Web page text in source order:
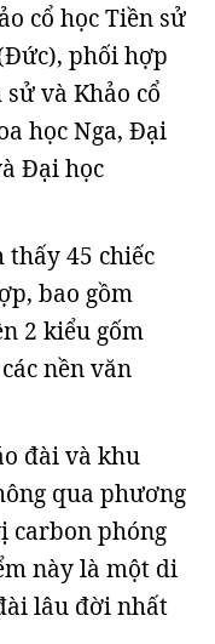
cổ học Tiền sử
phối hợp
và Khảo cổ
học Nga, Đại
Đại học
thấy 45 chiếc
bao gồm
2 kiểu gốm
nền văn
đài và khu
qua phương
carbon phóng
này là một di
lâu đời nhất